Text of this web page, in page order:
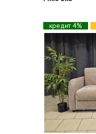
кредит 4%